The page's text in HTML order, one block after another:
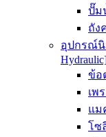
ปั๊ม
ถัง
อุปกรณ์นิ
ข้อ
เพ
แม
โซ